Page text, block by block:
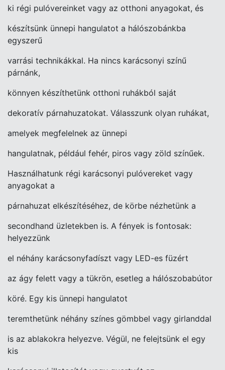
ki régi pulóvereinket vagy az otthoni anyagokat, és
készítsünk ünnepi hangulatot a hálószobánkba
egyszerű
varrási technikákkal. Ha nincs karácsonyi színű
párnánk,
könnyen készíthetünk otthoni ruhákból saját
dekoratív párnahuzatokat. Válasszunk olyan ruhákat,
amelyek megfelelnek az ünnepi
hangulatnak, például fehér, piros vagy zöld színűek.
Használhatunk régi karácsonyi pulóvereket vagy
anyagokat a
párnahuzat elkészítéséhez, de körbe nézhetünk a
secondhand üzletekben is. A fények is fontosak:
helyezzünk
el néhány karácsonyfadíszt vagy LED-es füzért
az ágy felett vagy a tükrön, esetleg a hálószobabútor
köré. Egy kis ünnepi hangulatot
teremthetünk néhány színes gömbbel vagy girlanddal
is az ablakokra helyezve. Végül, ne felejtsünk el egy
kis